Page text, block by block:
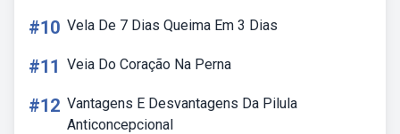
#10 Vela De 7 Dias Queima Em 3 Dias
#11 Veia Do Coração Na Perna
#12 Vantagens E Desvantagens Da Pilula
Anticoncepcional